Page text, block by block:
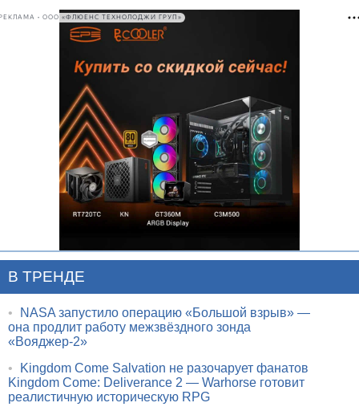
• ООО «ФЛЮЕНС ТЕХНОЛОДЖИ ГРУП»
В ТРЕНДЕ
•
NASA запустило операцию «Большой взрыв» —
она продлит работу межзвёздного зонда
«Вояджер-2»
•
Kingdom Come Salvation не разочарует фанатов
Kingdom Come: Deliverance 2 — Warhorse готовит
реалистичную историческую RPG